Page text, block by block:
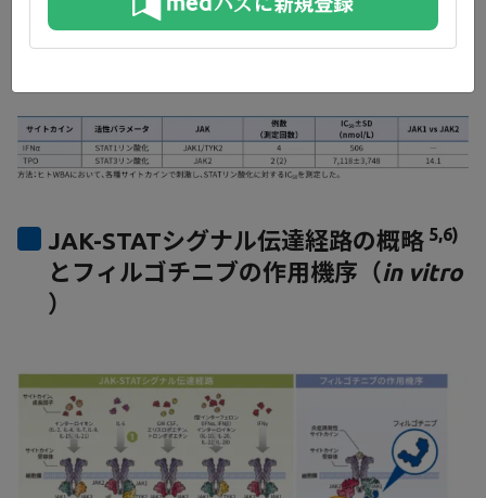
ヒトWBAにおけるフィルゴチニブの
STATリン酸化の抑制に対するIC50
JAK-STATシグナル伝達経路の概略 5,6)
とフィルゴチニブの作用機序（in vitro
）